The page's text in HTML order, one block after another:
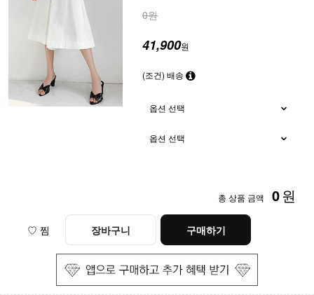
0원
41,900원
(조건) 배송
총 상품 금액 0원
♡ 찜 장바구니 구매하기